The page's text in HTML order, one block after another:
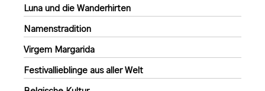
Luna und die Wanderhirten
Namenstradition
Virgem Margarida
Festivallieblinge aus aller Welt